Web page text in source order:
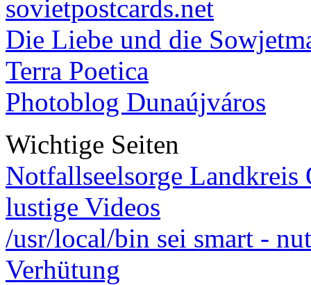
sovietpostcards.net
Die Liebe und die
Terra Poetica
Photoblog Dunaújváros
Wichtige Seiten
Notfallseelsorge Landkreis
lustige Videos
/usr/local/bin sei smart -
Verhütung